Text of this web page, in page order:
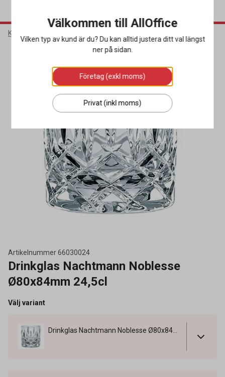
Kök & Servering
Artikelnummer66030024
Drinkglas Nachtmann Noblesse
Ø80x84mm 24,5cl
Välj variant
Drinkglas Nachtmann Noblesse Ø80x84mm 24,5cl
Välkommen till AllOffice
Vilken typ av kund är du? Du kan alltid justera ditt val längst
ner på sidan.
Företag (exkl moms)
Privat (inkl moms)